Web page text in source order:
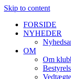
Skip to content
FORSIDE
NYHEDER
OM
Om